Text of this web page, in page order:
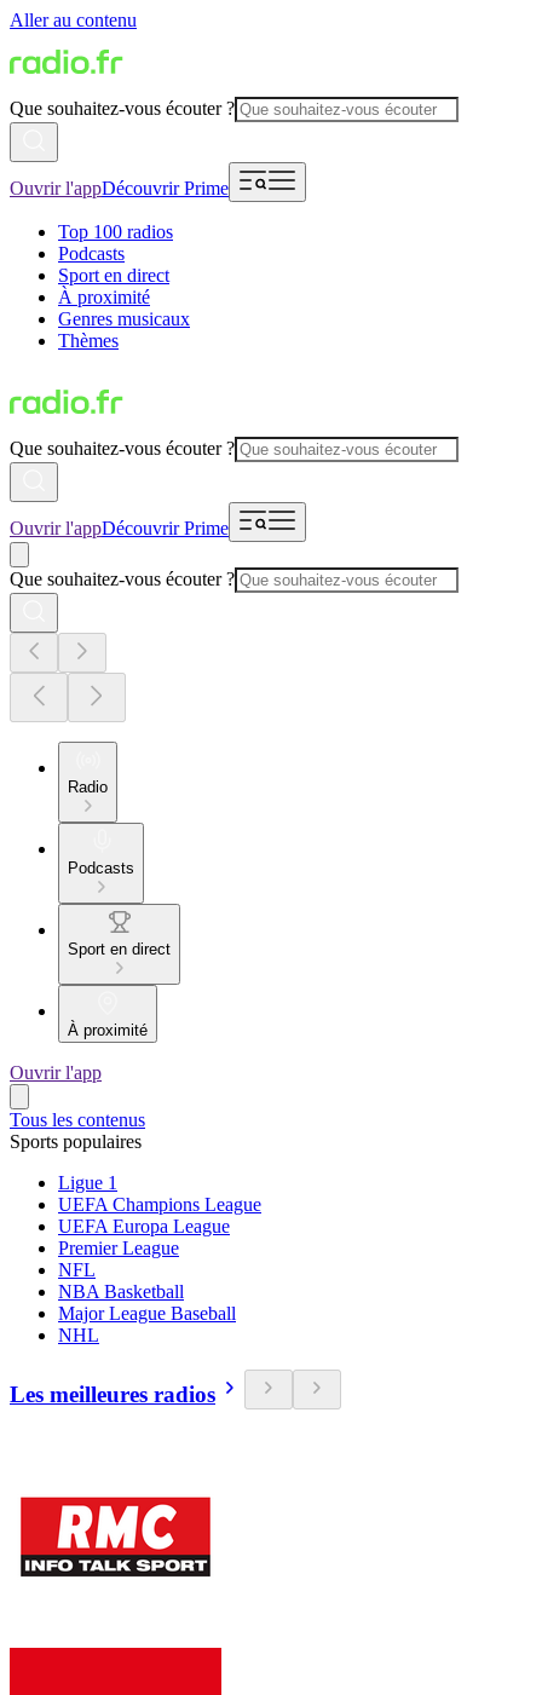
Aller au contenu
Que souhaitez-vous écouter ?
Ouvrir l'appDécouvrir Prime
Top 100 radios
Podcasts
Sport en direct
À proximité
Genres musicaux
Thèmes
Que souhaitez-vous écouter ?
Ouvrir l'appDécouvrir Prime
Que souhaitez-vous écouter ?
Radio
Podcasts
Sport en direct
À proximité
Ouvrir l'app
Tous les contenus
Sports populaires
Ligue 1
UEFA Champions League
UEFA Europa League
Premier League
NFL
NBA Basketball
Major League Baseball
NHL
Les meilleures radios